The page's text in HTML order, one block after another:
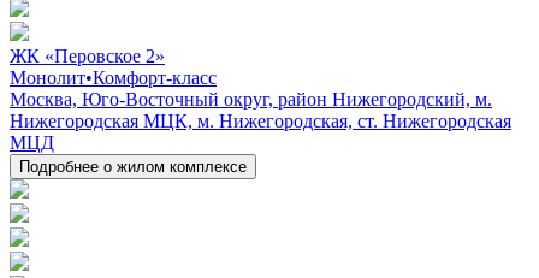
ЖК «Перовское 2»
Монолит•Комфорт-класс
Москва, Юго-Восточный округ, район Нижегородский, м.
Нижегородская МЦК, м. Нижегородская, ст. Нижегородская
МЦД
Подробнее о жилом комплексе